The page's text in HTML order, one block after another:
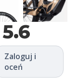
Zaloguj i
oceń